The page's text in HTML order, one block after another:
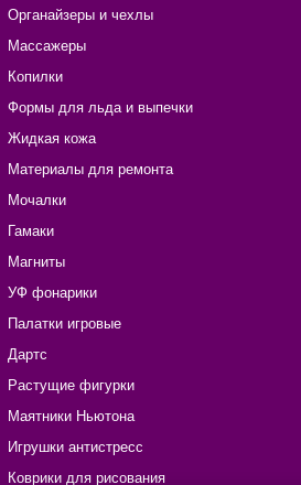
Органайзеры и чехлы
Массажеры
Копилки
Формы для льда и выпечки
Жидкая кожа
Материалы для ремонта
Мочалки
Гамаки
Магниты
УФ фонарики
Палатки игровые
Дартс
Растущие фигурки
Маятники Ньютона
Игрушки антистресс
Коврики для рисования